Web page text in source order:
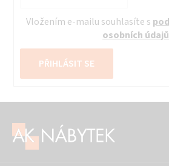
Vložením e-mailu souhlasíte s
osobních údajů
PŘIHLÁSIT SE